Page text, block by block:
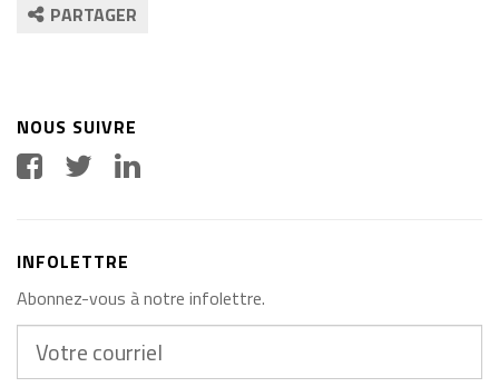
PARTAGER
NOUS SUIVRE
INFOLETTRE
Abonnez-vous à notre infolettre.
courriel